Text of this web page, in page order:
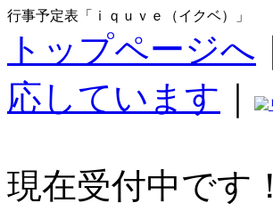
行事予定表「ｉｑｕｖｅ（イクベ）」
トップページへ
応しています
現在受付中です！